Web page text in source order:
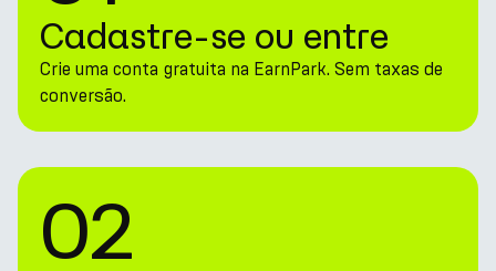
Cadastre-se ou entre
Crie uma conta gratuita na EarnPark. Sem taxas de
conversão.
02